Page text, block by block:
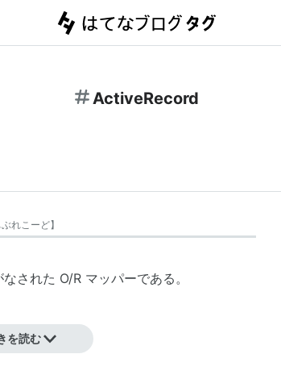
ActiveRecord
れこーど】
された O/R マッパーである。
れこーど】
を読む